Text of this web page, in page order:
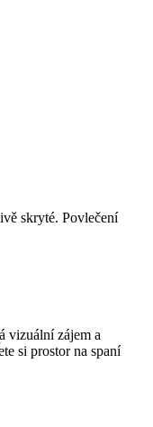
skryté. Povlečení
vizuální zájem a
si prostor na spaní